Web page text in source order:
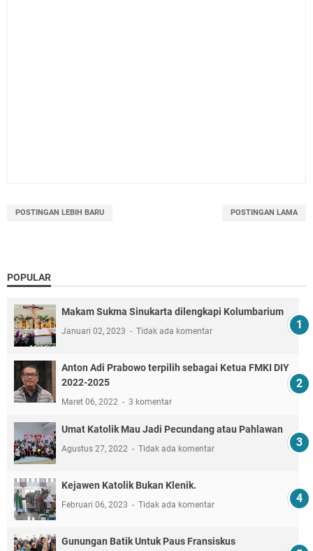
POSTINGAN LEBIH BARU POSTINGAN LAMA
POPULAR
Makam Sukma Sinukarta dilengkapi Kolumbarium
Januari 02, 2023 Tidak ada komentar
Anton Adi Prabowo terpilih sebagai Ketua FMKI DIY
2022-2025
Maret 06, 2022 3 komentar
Umat Katolik Mau Jadi Pecundang atau Pahlawan
Agustus 27, 2022 Tidak ada komentar
Kejawen Katolik Bukan Klenik.
Februari 06, 2023 Tidak ada komentar
Gunungan Batik Untuk Paus Fransiskus